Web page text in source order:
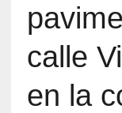
calle
en la